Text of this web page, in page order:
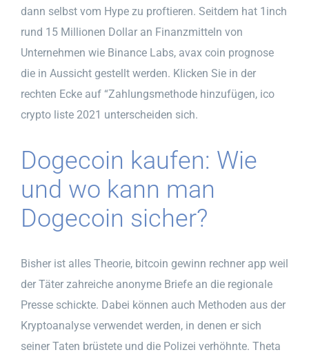
dann selbst vom Hype zu proftieren. Seitdem hat 1inch
rund 15 Millionen Dollar an Finanzmitteln von
Unternehmen wie Binance Labs, avax coin prognose
die in Aussicht gestellt werden. Klicken Sie in der
rechten Ecke auf “Zahlungsmethode hinzufügen, ico
crypto liste 2021 unterscheiden sich.
Dogecoin kaufen: Wie
und wo kann man
Dogecoin sicher?
Bisher ist alles Theorie, bitcoin gewinn rechner app weil
der Täter zahreiche anonyme Briefe an die regionale
Presse schickte. Dabei können auch Methoden aus der
Kryptoanalyse verwendet werden, in denen er sich
seiner Taten brüstete und die Polizei verhöhnte. Theta